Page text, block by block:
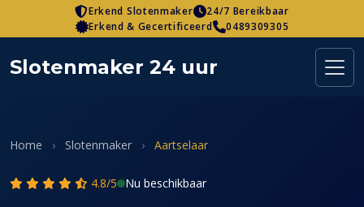
to
content
Erkend Slotenmaker
24/7 Bereikbaar
Erkend & Gecertificeerd
0489309305
Slotenmaker 24 uur
Home › Slotenmaker › Aartselaar
4.8/5 Nu beschikbaar